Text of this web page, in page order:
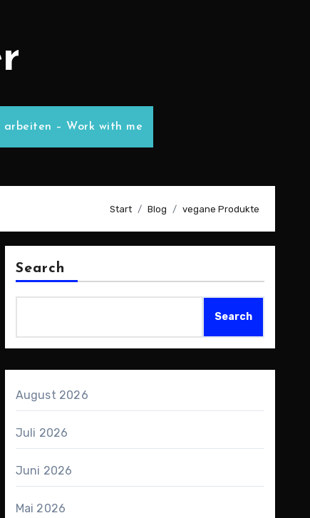
arbeiten – Work with me
Start Blog vegane Produkte
Search
Search
August 2026
Juli 2026
Juni 2026
Mai 2026